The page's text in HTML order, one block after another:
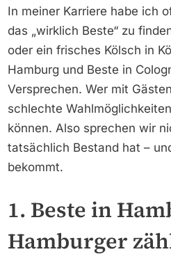
In meiner Karriere habe ich
das „wirklich Beste“ zu
oder ein frisches Kölsch in
Hamburg und Beste in
Versprechen. Wer mit
schlechte
können. Also sprechen wir
tatsächlich Bestand hat –
bekommt.
1. Beste in
Hamburger